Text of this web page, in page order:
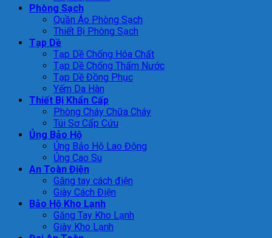
Phòng Sạch
Quần Áo Phòng Sạch
Thiết Bị Phòng Sạch
Tạp Dề
Tạp Dề Chống Hóa Chất
Tạp Dề Chống Thấm Nước
Tạp Dề Đồng Phục
Yếm Da Hàn
Thiết Bị Khẩn Cấp
Phòng Cháy Chữa Cháy
Túi Sơ Cấp Cứu
Ủng Bảo Hộ
Ủng Bảo Hộ Lao Động
Ủng Cao Su
An Toàn Điện
Găng tay cách điện
Giày Cách Điện
Bảo Hộ Kho Lạnh
Găng Tay Kho Lạnh
Giày Kho Lạnh